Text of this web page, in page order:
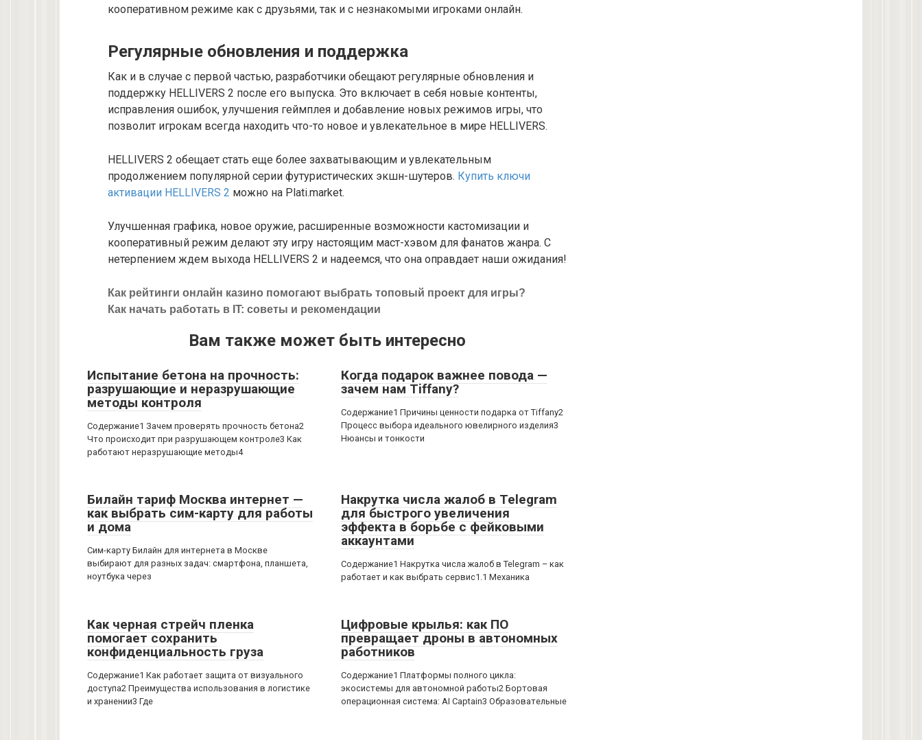
кооперативном режиме как с друзьями, так и с незнакомыми игроками онлайн.
Регулярные обновления и поддержка
Как и в случае с первой частью, разработчики обещают регулярные обновления и
поддержку HELLIVERS 2 после его выпуска. Это включает в себя новые контенты,
исправления ошибок, улучшения геймплея и добавление новых режимов игры, что
позволит игрокам всегда находить что-то новое и увлекательное в мире HELLIVERS.
HELLIVERS 2 обещает стать еще более захватывающим и увлекательным
продолжением популярной серии футуристических экшн-шутеров. Купить ключи
активации HELLIVERS 2 можно на Plati.market.
Улучшенная графика, новое оружие, расширенные возможности кастомизации и
кооперативный режим делают эту игру настоящим маст-хэвом для фанатов жанра. С
нетерпением ждем выхода HELLIVERS 2 и надеемся, что она оправдает наши ожидания!
Как рейтинги онлайн казино помогают выбрать топовый проект для игры?
Как начать работать в IT: советы и рекомендации
Вам также может быть интересно
Испытание бетона на прочность:
разрушающие и неразрушающие
методы контроля
Содержание1 Зачем проверять прочность бетона2
Что происходит при разрушающем контроле3 Как
работают неразрушающие методы4
Когда подарок важнее повода —
зачем нам Tiffany?
Содержание1 Причины ценности подарка от Tiffany2
Процесс выбора идеального ювелирного изделия3
Нюансы и тонкости
Билайн тариф Москва интернет —
как выбрать сим-карту для работы
и дома
Сим-карту Билайн для интернета в Москве
выбирают для разных задач: смартфона, планшета,
ноутбука через
Накрутка числа жалоб в Telegram
для быстрого увеличения
эффекта в борьбе с фейковыми
аккаунтами
Содержание1 Накрутка числа жалоб в Telegram – как
работает и как выбрать сервис1.1 Механика
Как черная стрейч пленка
помогает сохранить
конфиденциальность груза
Содержание1 Как работает защита от визуального
доступа2 Преимущества использования в логистике
и хранении3 Где
Цифровые крылья: как ПО
превращает дроны в автономных
работников
Содержание1 Платформы полного цикла:
экосистемы для автономной работы2 Бортовая
операционная система: AI Captain3 Образовательные